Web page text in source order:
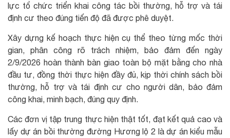
lực tổ chức triển khai công tác bồi thường, hỗ trợ và tái
định cư theo đúng tiến độ đã được phê duyệt.
Xây dựng kế hoạch thực hiện cụ thể theo từng mốc thời
gian, phân công rõ trách nhiệm, bảo đảm đến ngày
2/9/2026 hoàn thành bàn giao toàn bộ mặt bằng cho nhà
đầu tư, đồng thời thực hiện đầy đủ, kịp thời chính sách bồi
thường, hỗ trợ và tái định cư cho người dân, bảo đảm
công khai, minh bạch, đúng quy định.
Các đơn vị tập trung thực hiện thật tốt, đạt kết quả cao và
lấy dự án bồi thường đường Hương lộ 2 là dự án kiểu mẫu